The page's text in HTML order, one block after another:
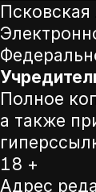
Полное
а также
18 +
Адрес